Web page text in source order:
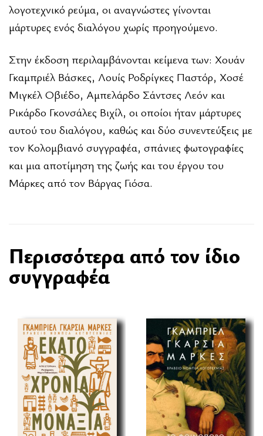
λογοτεχνικό ρεύμα, οι αναγνώστες γίνονται
μάρτυρες ενός διαλόγου χωρίς προηγούμενο.
Στην έκδοση περιλαμβάνονται κείμενα των: Χουάν
Γκαμπριέλ Βάσκες, Λουίς Ροδρίγκες Παστόρ, Χοσέ
Μιγκέλ Οβιέδο, Αμπελάρδο Σάντσες Λεόν και
Ρικάρδο Γκονσάλες Βιχίλ, οι οποίοι ήταν μάρτυρες
αυτού του διαλόγου, καθώς και δύο συνεντεύξεις με
τον Κολομβιανό συγγραφέα, σπάνιες φωτογραφίες
και μια αποτίμηση της ζωής και του έργου του
Μάρκες από τον Βάργας Γιόσα.
Περισσότερα από τον ίδιο
συγγραφέα